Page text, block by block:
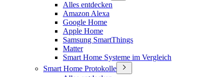
Alles entdecken
Amazon Alexa
Google Home
Apple Home
Samsung SmartThings
Matter
Smart Home Systeme im Vergleich
Smart Home Protokolle